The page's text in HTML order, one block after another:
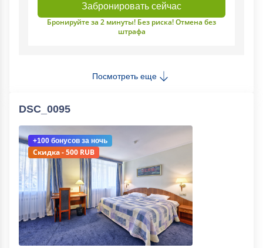
Забронировать сейчас
Бронируйте за 2 минуты! Без риска! Отмена без
штрафа
Посмотреть еще
DSC_0095
+100 бонусов за ночь
Скидка - 500 RUB